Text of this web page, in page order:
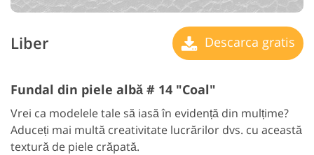
Liber Descarca gratis
Fundal din piele albă # 14 "Coal"
Vrei ca modelele tale să iasă în evidență din mulțime?
Aduceți mai multă creativitate lucrărilor dvs. cu această
textură de piele crăpată.